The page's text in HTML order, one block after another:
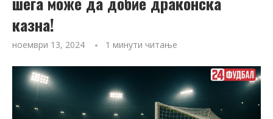
казна!
ноември 13, 2024 1 минути читање